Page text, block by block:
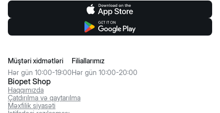
Biopet Shop
Haqqımızda
Çatdırılma və qaytarılma
Məxfilik siyasəti
Müştəri xidmətləri
Hər gün 10:00-19:00
Filiallarımız
Hər gün 10:00-20:00